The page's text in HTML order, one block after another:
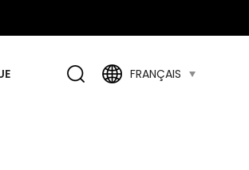
FRANÇAIS